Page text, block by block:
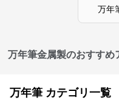
万年
万年筆金属製のおすすめ
万年筆 カテゴリ一覧